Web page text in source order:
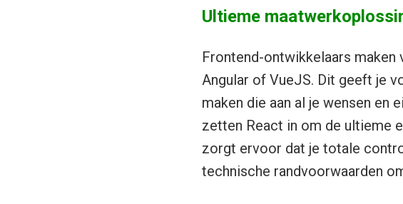
Ultieme
Frontend-ontwikkelaars
Angular of VueJS. Dit geeft je
maken die aan al je wensen en
zetten React in om de ultieme
zorgt ervoor dat je totale
technische randvoorwaarden